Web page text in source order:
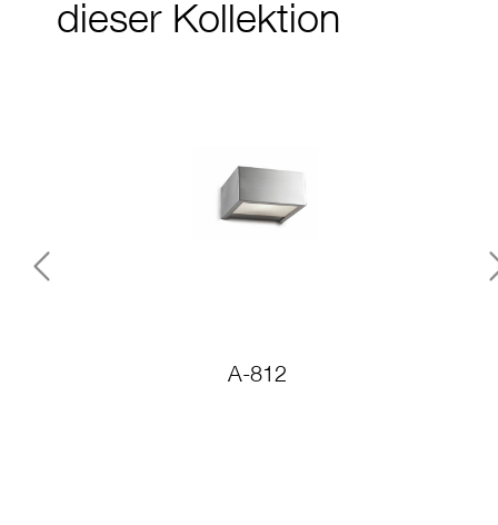
dieser Kollektion
Previous
A-812